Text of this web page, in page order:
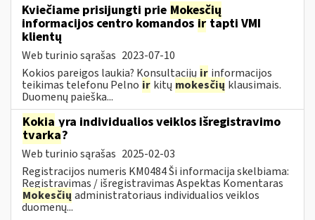
Kviečiame prisijungti prie Mokesčių
informacijos centro komandosirtapti VMI
klientų
Web turinio sąrašas 2023-07-10
Kokios pareigos laukia? Konsultacijų ir informacijos
teikimas telefonu Pelno ir kitų mokesčių klausimais.
Duomenų paieška...
Kokia yra individualios veiklos išregistravimo
tvarka?
Web turinio sąrašas 2025-02-03
Registracijos numeris KM0484 Ši informacija skelbiama:
Registravimas / išregistravimas Aspektas Komentaras
Mokesčių administratoriaus individualios veiklos
duomenų...